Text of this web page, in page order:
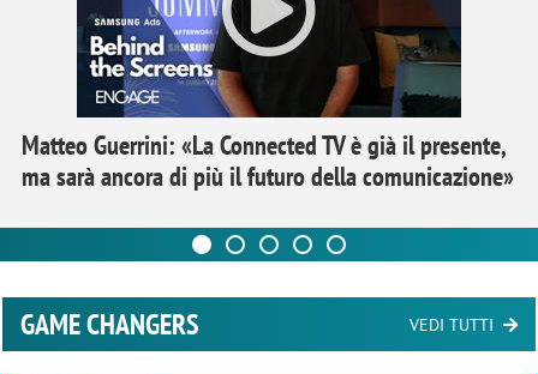
Matteo Guerrini: «La Connected TV è già il presente,
ma sarà ancora di più il futuro della comunicazione»
GAME CHANGERS VEDI TUTTI